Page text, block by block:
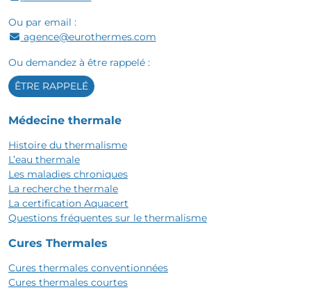
Ou par email :
agence@eurothermes.com
Ou demandez à être rappelé :
ÊTRE RAPPELÉ
Médecine thermale
Histoire du thermalisme
L’eau thermale
Les maladies chroniques
La recherche thermale
La certification Aquacert
Questions fréquentes sur le thermalisme
Cures Thermales
Cures thermales conventionnées
Cures thermales courtes